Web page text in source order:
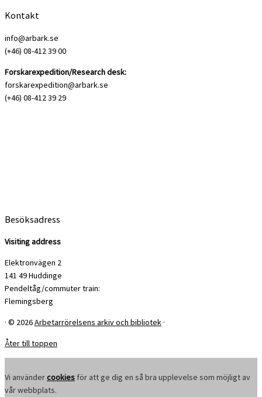
Kontakt
info@arbark.se
(+46) 08-412 39 00
Forskarexpedition/Research desk:
forskarexpedition@arbark.se
(+46) 08-412 39 29
Besöksadress
Visiting address
Elektronvägen 2
141 49 Huddinge
Pendeltåg/commuter train:
Flemingsberg
· © 2026Arbetarrörelsens arkiv och bibliotek ·
Åter till toppen
Vi användercookies för att ge dig en så bra upplevelse som möjligt av
vår webbplats.